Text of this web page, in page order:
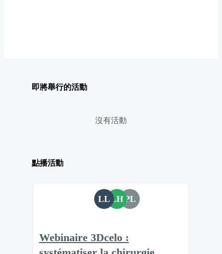
即將舉行的活動
沒有活動
點播活動
LL LH PL
Webinaire 3Dcelo :